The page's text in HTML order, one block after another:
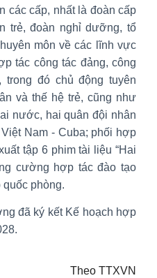
các cấp, nhất là đoàn cấp
trẻ, đoàn nghỉ dưỡng, tổ
môn về các lĩnh vực
tác công tác đảng, công
trong đó chủ động tuyên
và thế hệ trẻ, cũng như
nước, hai quân đội nhân
Nam - Cuba; phối hợp
tập 6 phim tài liệu “Hai
cường hợp tác đào tạo
phòng.
đã ký kết Kế hoạch hợp
Theo TTXVN